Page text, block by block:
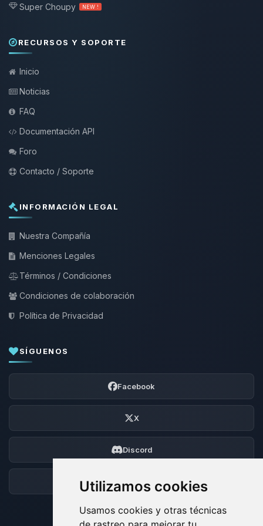
Utilizamos cookies
Usamos cookies y otras técnicas
Super Choupy NEW !
RECURSOS Y SOPORTE
Inicio
Noticias
FAQ
Documentación API
Foro
Contacto / Soporte
INFORMACIÓN LEGAL
Nuestra Compañía
Menciones Legales
Términos / Condiciones
Condiciones de colaboración
Política de Privacidad
SÍGUENOS
Facebook
X
Discord
Foro